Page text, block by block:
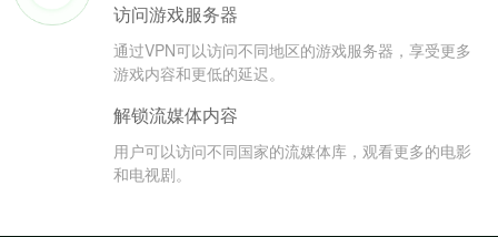
访问游戏服务器
通过VPN可以访问不同地区的游戏服务器，享受更多
游戏内容和更低的延迟。
解锁流媒体内容
用户可以访问不同国家的流媒体库，观看更多的电影
和电视剧。